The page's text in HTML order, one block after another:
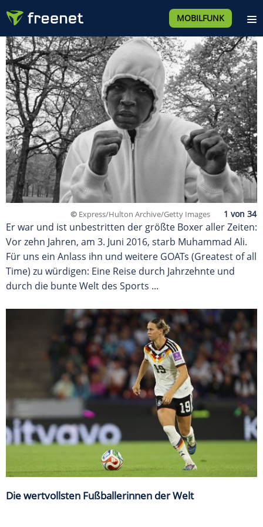
MOBILFUNK
© Express/Hulton Archive/Getty Images
Er war und ist unbestritten der größte Boxer aller Zeiten:
Vor zehn Jahren, am 3. Juni 2016, starb Muhammad Ali.
Für uns ein Anlass ihn und weitere GOATs (Greatest of all
Time) zu würdigen: Eine Reise durch Jahrzehnte und
durch die bunte Welt des Sports ...
Die wertvollsten Fußballerinnen der Welt